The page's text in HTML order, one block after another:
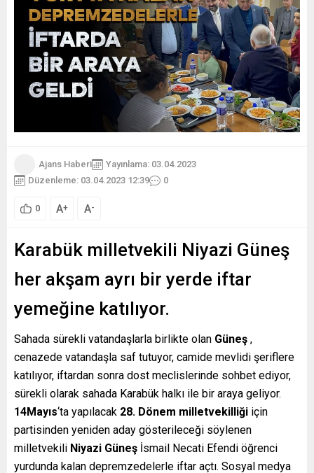
Ajans Haberi
Yayınlama: 03.04.2023
Düzenleme: 03.04.2023 12:39
0
0 A+ A-
Karabük milletvekili Niyazi Güneş
her akşam ayrı bir yerde iftar
yemeğine katılıyor.
Sahada sürekli vatandaşlarla birlikte olan Güneş ,
cenazede vatandaşla saf tutuyor, camide mevlidi şeriflere
katılıyor, iftardan sonra dost meclislerinde sohbet ediyor,
sürekli olarak sahada Karabük halkı ile bir araya geliyor.
14Mayıs‘ta yapılacak 28. Dönem milletvekilliği için
partisinden yeniden aday gösterileceği söylenen
milletvekili Niyazi Güneş İsmail Necati Efendi öğrenci
yurdunda kalan depremzedelerle iftar açtı. Sosyal medya